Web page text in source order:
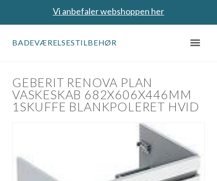
Vi anbefaler webshoppen her
BADEVÆRELSESTILBEHØR
GEBERIT RENOVA PLAN
VASKESKAB 682X606X446MM
1SKUFFE BLANKPOLERET HVID